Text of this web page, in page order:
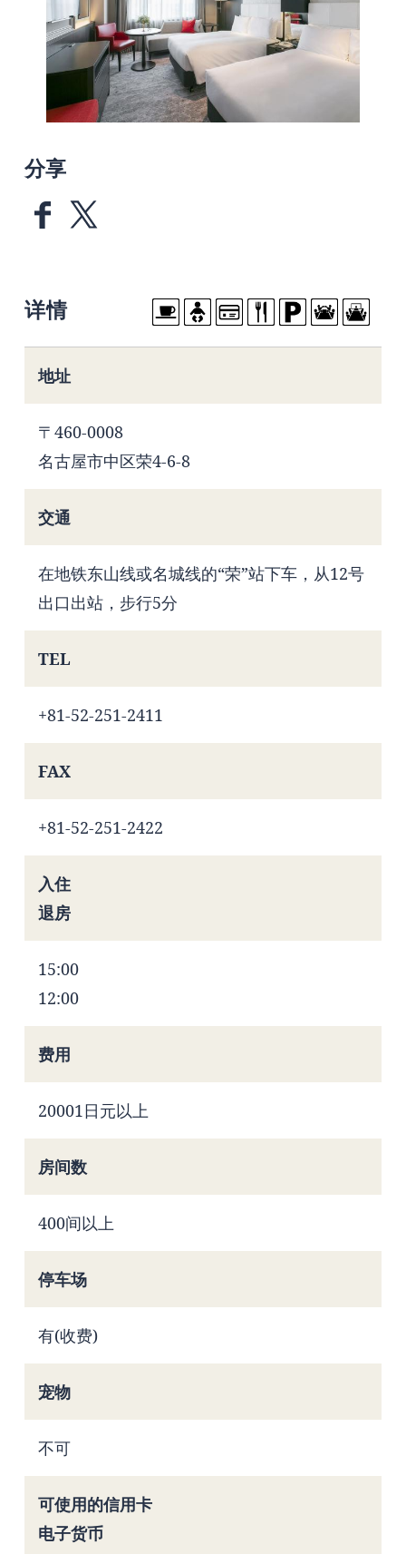
分享
详情
地址
〒460-0008
名古屋市中区荣4-6-8
交通
在地铁东山线或名城线的“荣”站下车，从12号
出口出站，步行5分
TEL
+81-52-251-2411
FAX
+81-52-251-2422
入住
退房
15:00
12:00
费用
20001日元以上
房间数
400间以上
停车场
有(收费)
宠物
不可
可使用的信用卡
电子货币